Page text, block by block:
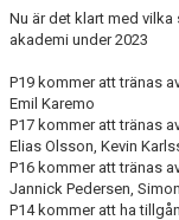
Nu är det klart med vilka
akademi under 2023
P19 kommer att tränas
Emil Karemo
P17 kommer att tränas
Elias Olsson, Kevin
P16 kommer att tränas
Jannick Pedersen,
P14 kommer att ha